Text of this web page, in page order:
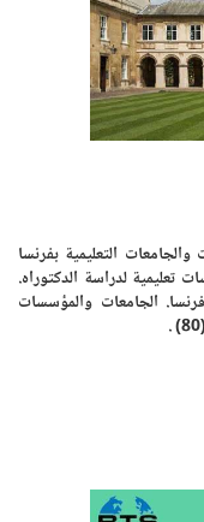
التعليمية بفرنسا
ما يلي: مؤسسات تعليمية لدراسة الدكتوراه.
فرنسا. الجامعات والمؤسسات